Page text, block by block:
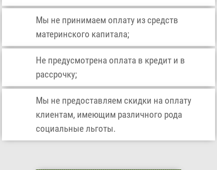
Мы не принимаем оплату из средств
материнского капитала;
Не предусмотрена оплата в кредит и в
рассрочку;
Мы не предоставляем скидки на оплату
клиентам, имеющим различного рода
социальные льготы.